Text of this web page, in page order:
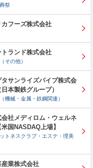
祭
カフーズ株式会社
トランド株式会社
その他）
タサンライズパイプ株式会
本製鉄グループ）
機械・金属・鉄鋼関連）
会社メディロム・ウェルネ
米国NASDAQ上場】
トネスクラブ・エステ・理美
産業株式会社